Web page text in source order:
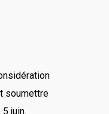
soumettre
juin.